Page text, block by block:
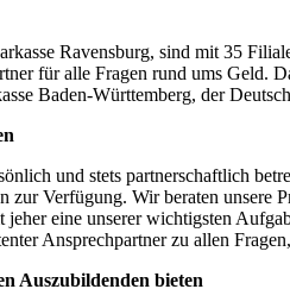
Ravensburg, sind mit 35
für alle Fragen rund ums Geld.
Baden-Württemberg, der
und stets partnerschaftlich
zur Verfügung. Wir beraten unsere
jeher eine unserer wichtigsten
Ansprechpartner zu allen
Auszubildenden bieten